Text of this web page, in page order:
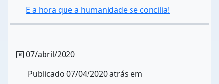
E a hora que a humanidade se concilia!
07/abril/2020
Publicado 07/04/2020 atrás em